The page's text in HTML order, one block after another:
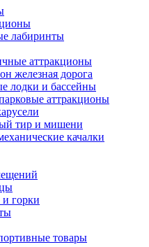
лабиринты
аттракционы
железная дорога
лодки и бассейны
аттракционы
тир и мишени
качалки
горки
товары